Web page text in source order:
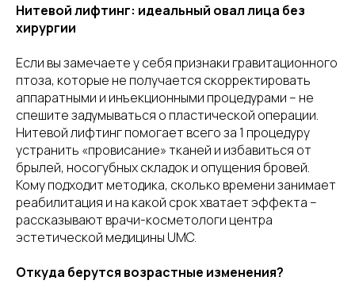
Нитевой лифтинг: идеальный овал лица без
хирургии
Если вы замечаете у себя признаки гравитационного
птоза, которые не получается скорректировать
аппаратными и инъекционными процедурами – не
спешите задумываться о пластической операции.
Нитевой лифтинг помогает всего за 1 процедуру
устранить «провисание» тканей и избавиться от
брылей, носогубных складок и опущения бровей.
Кому подходит методика, сколько времени занимает
реабилитация и на какой срок хватает эффекта –
рассказывают врачи-косметологи центра
эстетической медицины UMC.
Откуда берутся возрастные изменения?